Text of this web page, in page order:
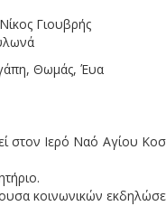
Γιουβρής
Θωμάς, Έυα
στον Ιερό Ναό Αγίου
κοινωνικών